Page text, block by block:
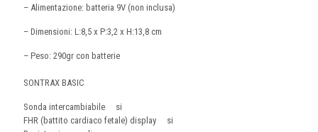
– Alimentazione: batteria 9V (non inclusa)
– Dimensioni: L:8,5 x P:3,2 x H:13,8 cm
– Peso: 290gr con batterie
SONTRAX BASIC
Sonda intercambiabile si
FHR (battito cardiaco fetale) display si